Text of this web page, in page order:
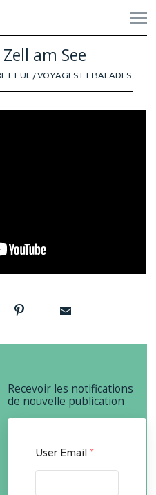
am See
ET UL /VOYAGES ET BALADES
Recevoir les notifications
de nouvelle publication
User Email *